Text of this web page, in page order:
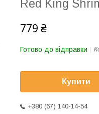
Red King
779 ₴
Готово до відправки
Купити
+380 (67) 140-14-54